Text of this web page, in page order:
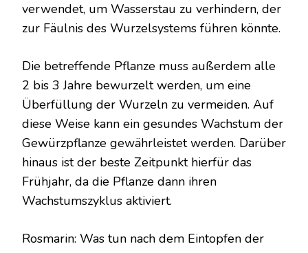
verwendet, um Wasserstau zu verhindern, der
zur Fäulnis des Wurzelsystems führen könnte.
Die betreffende Pflanze muss außerdem alle
2 bis 3 Jahre bewurzelt werden, um eine
Überfüllung der Wurzeln zu vermeiden. Auf
diese Weise kann ein gesundes Wachstum der
Gewürzpflanze gewährleistet werden. Darüber
hinaus ist der beste Zeitpunkt hierfür das
Frühjahr, da die Pflanze dann ihren
Wachstumszyklus aktiviert.
Rosmarin: Was tun nach dem Eintopfen der